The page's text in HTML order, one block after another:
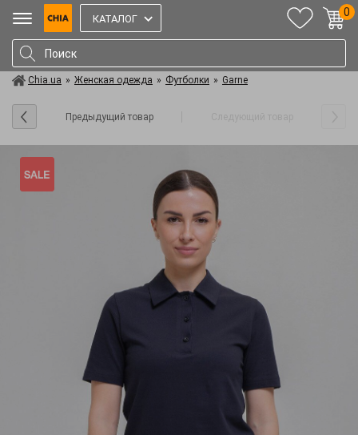
КАТАЛОГ
0
Chia.ua » Женская одежда » Футболки » Garne
Предыдущий товар